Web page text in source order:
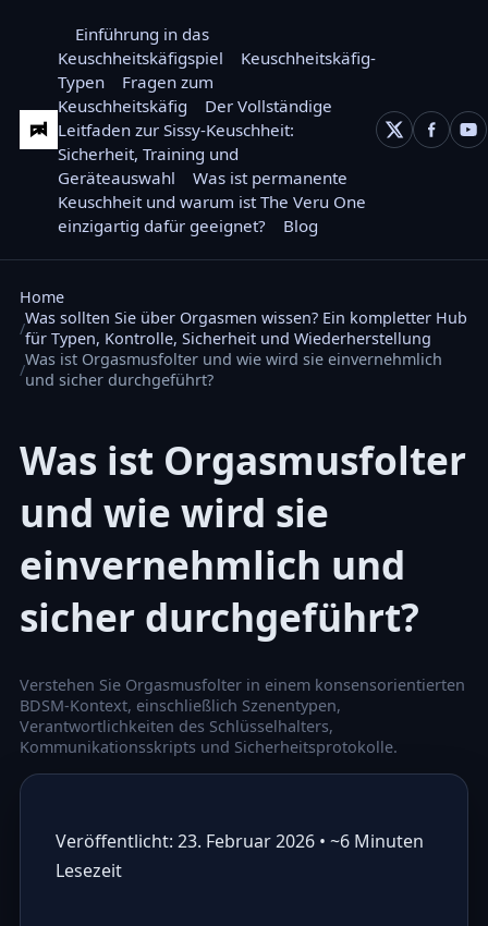
Einführung in das
Keuschheitskäfigspiel
Keuschheitskäfig-
Typen
Fragen zum
Keuschheitskäfig
Der Vollständige
Leitfaden zur Sissy-Keuschheit:
Sicherheit, Training und
Geräteauswahl
Was ist permanente
Keuschheit und warum ist The Veru One
einzigartig dafür geeignet?
Blog
Home
Was sollten Sie über Orgasmen wissen? Ein kompletter Hub
für Typen, Kontrolle, Sicherheit und Wiederherstellung
Was ist Orgasmusfolter und wie wird sie einvernehmlich
und sicher durchgeführt?
Was ist Orgasmusfolter
und wie wird sie
einvernehmlich und
sicher durchgeführt?
Verstehen Sie Orgasmusfolter in einem konsensorientierten
BDSM-Kontext, einschließlich Szenentypen,
Verantwortlichkeiten des Schlüsselhalters,
Kommunikationsskripts und Sicherheitsprotokolle.
Veröffentlicht: 23. Februar 2026 • ~6 Minuten
Lesezeit